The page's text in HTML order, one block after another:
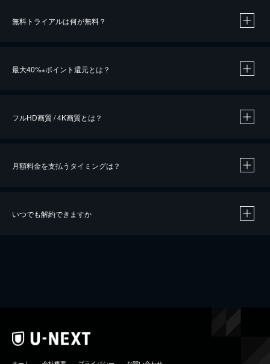
無料トライアルは何が無料？
最大40%※ポイント還元とは？
※40％ポイント還元の対象は、クレジットカード決済による作品の購入 / レンタルです。
フルHD画質 / 4K画質とは？
月額料金を支払うタイミングは？
いつでも解約できますか